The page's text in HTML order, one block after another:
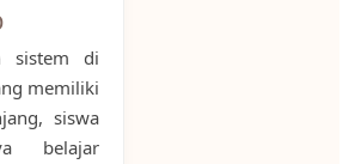
sistem di
memiliki
siswa
belajar